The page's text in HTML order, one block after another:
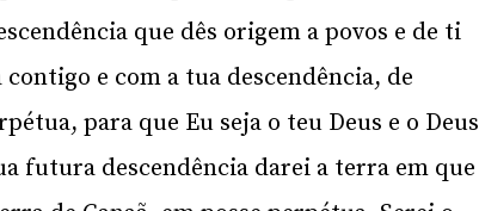
que dês origem a povos e de ti
e com a tua descendência, de
para que Eu seja o teu Deus e o Deus
futura descendência darei a terra em que